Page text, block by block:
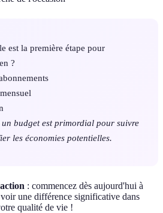
est la première étape pour
?
budget est primordial pour suivre
les économies potentielles.
: commencez dès aujourd'hui à
une différence significative dans
qualité de vie !